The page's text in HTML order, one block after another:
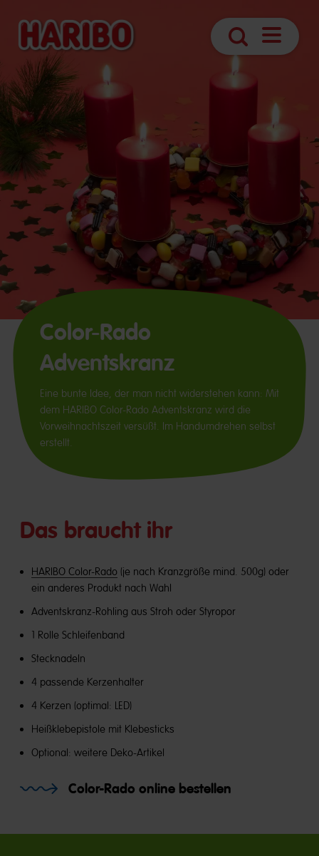
Suche
Color-Rado
Adventskranz
Eine bunte Idee, der man nicht widerstehen kann: Mit
dem HARIBO Color-Rado Adventskranz wird die
Vorweihnachtszeit versüßt. Im Handumdrehen selbst
erstellt.
Das braucht ihr
HARIBO Color-Rado (je nach Kranzgröße mind. 500g) oder
ein anderes Produkt nach Wahl
Adventskranz-Rohling aus Stroh oder Styropor
1 Rolle Schleifenband
Stecknadeln
4 passende Kerzenhalter
4 Kerzen (optimal: LED)
Heißklebepistole mit Klebesticks
Optional: weitere Deko-Artikel
Color-Rado online bestellen